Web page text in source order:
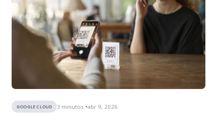
GOOGLE CLOUD 3 minutos abr 9, 2026